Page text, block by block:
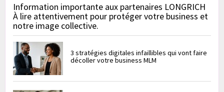
Information importante aux partenaires LONGRICH
À lire attentivement pour protéger votre business et
notre image collective.
3 stratégies digitales infaillibles qui vont faire
décoller votre business MLM